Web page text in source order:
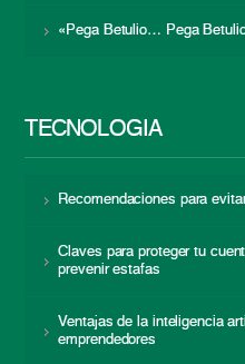
«Pega Betulio… Pega
TECNOLOGÍA
Recomendaciones para
Claves para proteger tu
prevenir estafas
Ventajas de la inteligencia
emprendedores